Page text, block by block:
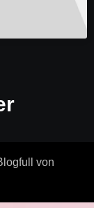
von